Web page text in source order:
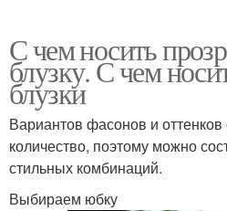
С чем носить
блузку. С чем
блузки
Вариантов фасонов и
количество, поэтому можно
стильных комбинаций.
Выбираем юбку